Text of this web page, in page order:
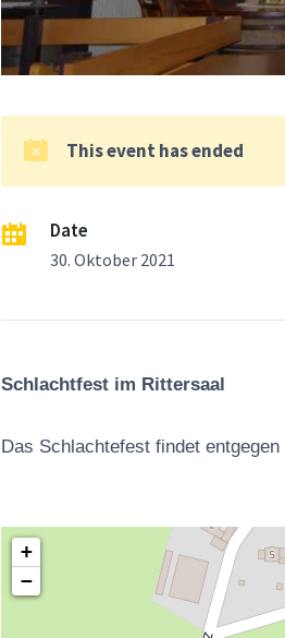
This event has ended
Date
30. Oktober 2021
Schlachtfest im Rittersaal
Das Schlachtefest findet
+
−